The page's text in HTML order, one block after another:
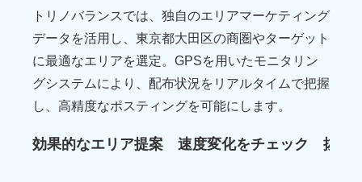
トリノバランスでは、独自のエリアマーケティング
データを活用し、 東京都大田区の商圏やターゲット
に最適なエリアを選定。GPSを用いたモニタリン
グシステムにより、 配布状況をリアルタイムで把握
し、高精度なポスティングを可能にします。
効果的なエリア提案 速度変化をチェック 抜き